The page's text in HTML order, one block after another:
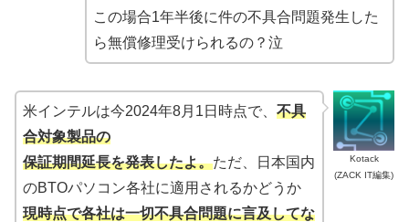
この場合1年半後に件の不具合問題発生した
ら無償修理受けられるの？泣
Kotack
(ZACK IT編集)
米インテルは今2024年8月1日時点で、 不具
合対象製品の
保証期間延長を発表したよ。ただ、日本国内
のBTOパソコン各社に適用されるかどうか
現時点で各社は一切不具合問題に言及してな